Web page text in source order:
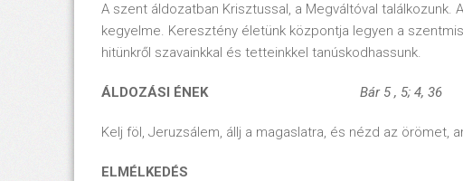
A szent áldozatban Krisztussal, a Megváltóval találkozunk.
kegyelme. Keresztény életünk központja legyen a
hitünkről szavainkkal és tetteinkkel tanúskodhassunk.
ÁLDOZÁSI ÉNEK Bár 5 , 5; 4, 36
Kelj föl, Jeruzsálem, állj a magaslatra, és nézd az örömet,
ELMÉLKEDÉS